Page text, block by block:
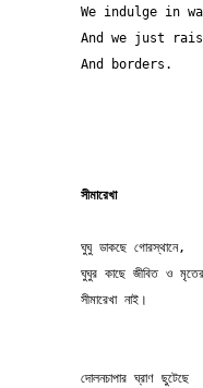
We indulge in
And we just
And borders.
সীমারেখা
ঘুঘু ডাকছে গোরস্থানে,
ঘুঘুর কাছে জীবিত ও মৃতের
সীমারেখা নাই।
দোলনচাপার ঘ্রাণ ছুটেছে